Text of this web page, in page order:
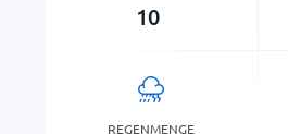
10
REGENMENGE